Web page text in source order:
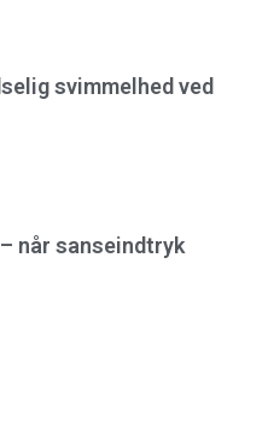
svimmelhed ved
når sanseindtryk